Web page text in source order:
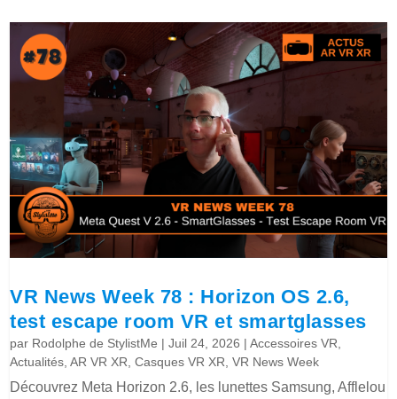
VR News Week 78 : Horizon OS 2.6,
test escape room VR et smartglasses
par Rodolphe de StylistMe |Juil 24, 2026 |Accessoires VR
Actualités ,AR VR XR ,Casques VR XR ,VR News Week
Découvrez Meta Horizon 2.6, les lunettes Samsung, Afflelou